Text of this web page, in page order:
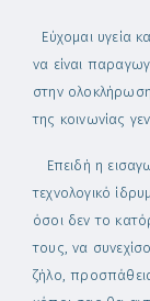
Εύχομαι υγεία
να είναι
στην
της κοινωνίας
Επειδή η
τεχνολογικό
όσοι δεν το
τους, να
ζήλο,